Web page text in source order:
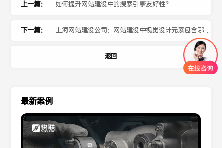
上一篇： 如何提升网站建设中的搜索引擎友好性？
下一篇： 上海网站建设公司：网站建设中视觉设计元素包含哪
返回
最新案例